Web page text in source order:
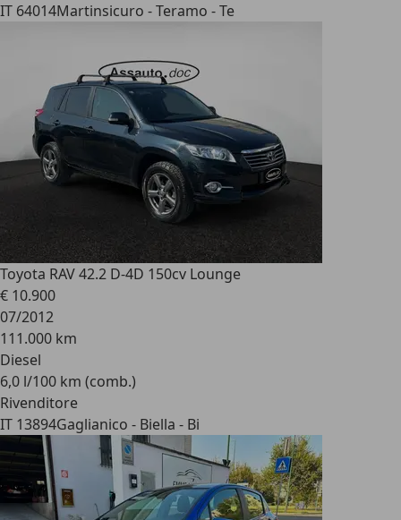
IT 64014Martinsicuro - Teramo - Te
Toyota RAV 42.2 D-4D 150cv Lounge
€ 10.900
07/2012
111.000 km
Diesel
6,0 l/100 km (comb.)
Rivenditore
IT 13894Gaglianico - Biella - Bi